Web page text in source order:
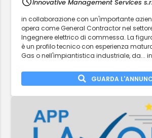
Innovative Management Services
in collaborazione con un'importante
opera come General Contractor nel
Ingegnere elettrico di commessa. La
è un profilo tecnico con esperienza
Gas o nell'impiantistica industriale, da...
GUARDA